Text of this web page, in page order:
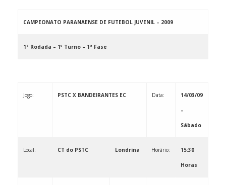
CAMPEONATO PARANAENSE DE FUTEBOL JUVENIL – 2009
1ª Rodada – 1º Turno – 1ª Fase
Jogo: PSTC X BANDEIRANTES EC Data: 14/03/09
–
Sábado
Local: CT do PSTC Londrina Horário: 15:30
Horas